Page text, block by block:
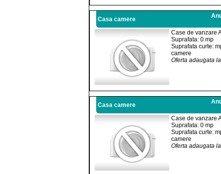
Casa camere
Case de vanzare
Suprafata: 0 mp
Suprafata curte:
camere
Oferta adaugata
Casa camere
Case de vanzare
Suprafata: 0 mp
Suprafata curte:
camere
Oferta adaugata